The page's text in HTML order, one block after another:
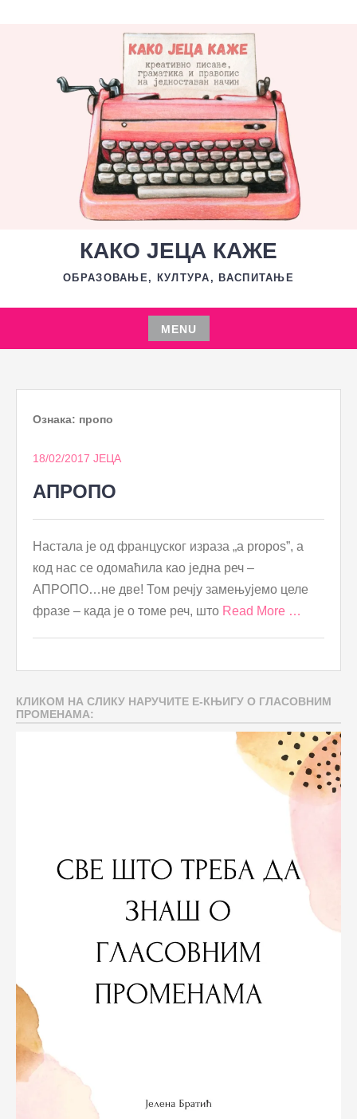
КАКО ЈЕЦА КАЖЕ
ОБРАЗОВАЊЕ, КУЛТУРА, ВАСПИТАЊЕ
MENU
Skip
content
Ознака: пропо
18/02/2017 ЈЕЦА
АПРОПО
Настала је од француског израза „a propos”, а
код нас се одомаћила као једна реч –
АПРОПО…не две! Том речју замењујемо целе
фразе – када је о томе реч, што Read More …
КЛИКОМ НА СЛИКУ НАРУЧИТЕ Е-КЊИГУ О ГЛАСОВНИМ
ПРОМЕНАМА: